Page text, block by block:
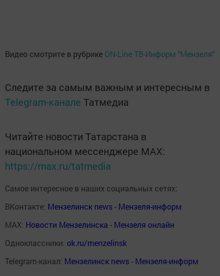
Видео смотрите в рубрике ON-Line ТВ-Информ "Мензеля"
Следите за самым важным и интересным в
Telegram-канале Татмедиа
Читайте новости Татарстана в
национальном мессенджере MАХ:
https://max.ru/tatmedia
Самое интересное в наших социальных сетях:
ВКонтакте: Мензелинск news - Мензеля-информ
MAX: Новости Мензелинска - Мензеля онлайн
Одноклассники: ok.ru/menzelinsk
Telegram-канал: Мензелинск news - Мензеля-информ